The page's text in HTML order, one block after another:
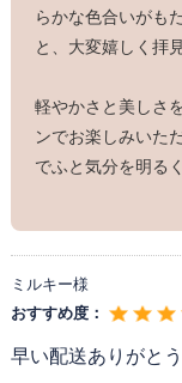
透け感のある
材で、繊細なボ
す。
らかな色合いがも
と、大変嬉しく拝
軽やかさと美しさ
ンでお楽しみいた
でふと気分を明る
ミルキー様
おすすめ度：
早い配送ありがと